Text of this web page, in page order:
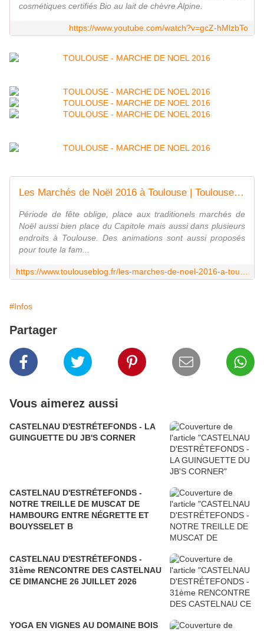
cosmétiques certifiés Bio au lait de chèvre Alpine.
https://www.youtube.com/watch?v=gcZ-hMlzbTo
Les Marchés de Noël 2016 à Toulouse | Toulouseblog.fr
Période de fête oblige, place aux traditionels marchés de
Noël aussi bien place du Capitole mais aussi dans plusieurs
endroits à Toulouse. Des animations sont aussi proposés
pour toute la fam...
#Infos
Partager
Vous aimerez aussi
CASTELNAU D'ESTRÉTEFONDS - LA
GUINGUETTE DU JB'S CORNER
CASTELNAU D'ESTRÉTEFONDS -
NOTRE TREILLE DE MUSCAT DE
HAMBOURG ENTRE NÉGRETTE ET
BOUYSSELET B
CASTELNAU D'ESTRÉTEFONDS -
31ème RENCONTRE DES CASTELNAU
CE DIMANCHE 26 JUILLET 2026
YOGA EN VIGNES AU DOMAINE BOIS